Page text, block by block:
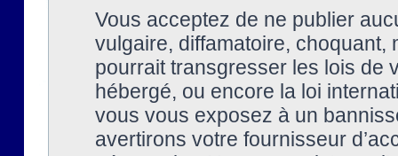
Vous acceptez de ne publier
vulgaire, diffamatoire, choquant,
pourrait transgresser les lois de
hébergé, ou encore la loi
vous vous exposez à un
avertirons votre fournisseur